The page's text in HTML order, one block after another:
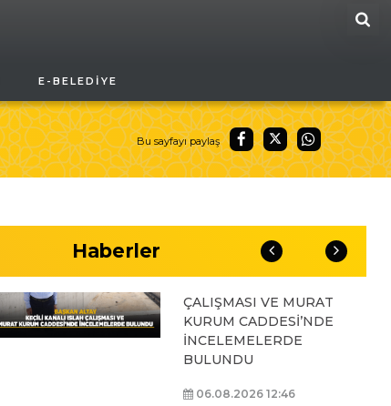
E-BELEDIYE
Bu sayfayı paylaş
Haberler
OYUNLARI’NIN FİNAL
TURUNDA
ÖĞRENCİLERİN
HEYECANINI PAYLAŞTI
BAŞKAN ALTAY, KEÇİLİ
ÇALIŞMASI VE MURAT
KURUM CADDESİ’NDE
İNCELEMELERDE
BULUNDU
06.08.2026 12:46